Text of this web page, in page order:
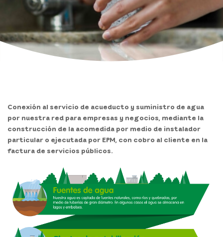
Conexión al servicio de acueducto y suministro de agua
por nuestra red para empresas y negocios, mediante la
construcción de la acomedida por medio de instalador
particular o ejecutada por EPM, con cobro al cliente en la
factura de servicios públicos.